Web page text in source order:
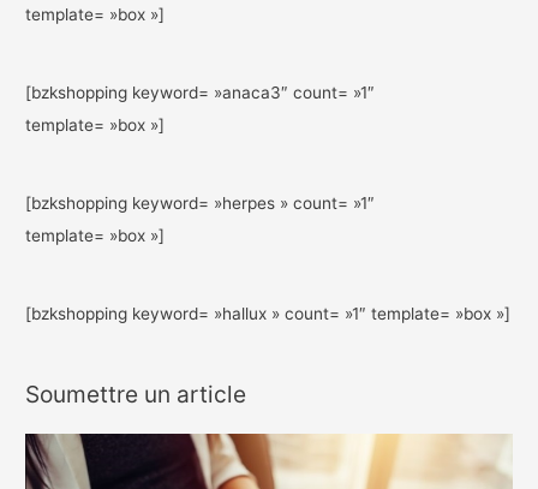
template= »box »]
[bzkshopping keyword= »anaca3″ count= »1″
template= »box »]
[bzkshopping keyword= »herpes » count= »1″
template= »box »]
[bzkshopping keyword= »hallux » count= »1″ template= »box »]
Soumettre un article